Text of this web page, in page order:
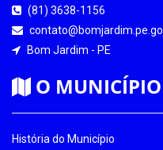
(81) 3638-1156
Bom Jardim - PE
O MUNICÍPIO
História do Município